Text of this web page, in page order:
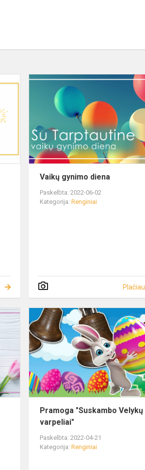
Vaikų gynimo diena
Paskelbta: 2022-06-02
Kategorija:Renginiai
Plačiau
Pramoga "Suskambo Velykų
varpeliai"
Paskelbta: 2022-04-21
Kategorija:Renginiai